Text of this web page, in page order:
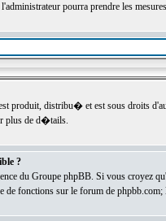
pourra prendre les
produit, distribu� et est sous droits
plus de d�tails.
?
du Groupe phpBB. Si vous croyez
de fonctions sur le forum de